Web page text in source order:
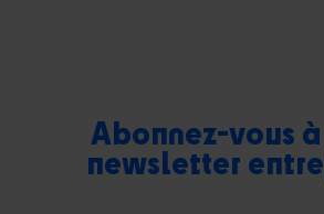
Abonnez-vous
newsletter